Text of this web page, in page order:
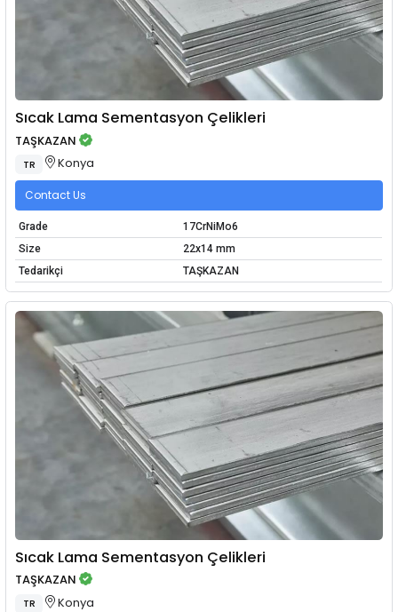
Sıcak Lama Sementasyon Çelikleri
TAŞKAZAN
TR Konya
Contact Us
Grade
17CrNiMo6
Size
22x14 mm
Tedarikçi
TAŞKAZAN
Sıcak Lama Sementasyon Çelikleri
TAŞKAZAN
TR Konya